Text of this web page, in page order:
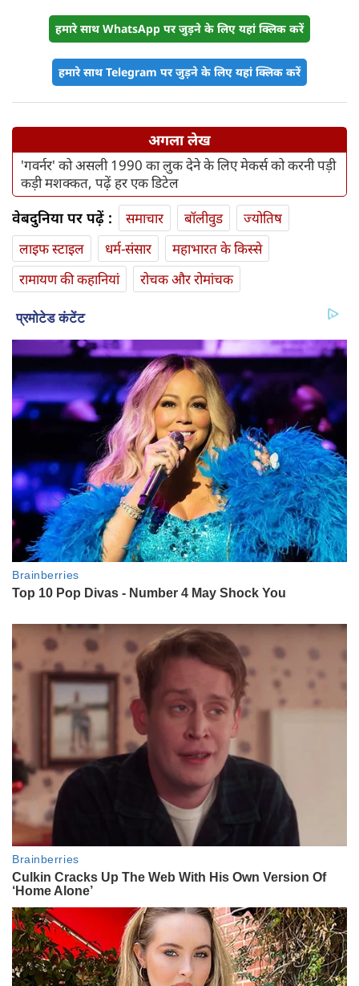
हमारे साथ WhatsApp पर जुड़ने के लिए यहां क्लिक करें
हमारे साथ Telegram पर जुड़ने के लिए यहां क्लिक करें
अगला लेख
'गवर्नर' को असली 1990 का लुक देने के लिए मेकर्स को करनी पड़ी
कड़ी मशक्कत, पढ़ें हर एक डिटेल
वेबदुनिया पर पढ़ें : समाचार बॉलीवुड
ज्योतिष
लाइफ स्‍टाइल
धर्म-संसार
महाभारत के किस्से
रामायण की कहानियां
रोचक और रोमांचक